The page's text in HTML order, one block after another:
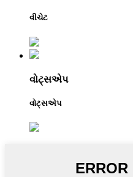
વીચેટ
વોટ્સએપ
વોટ્સએપ